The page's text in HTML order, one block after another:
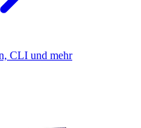
CLI und mehr